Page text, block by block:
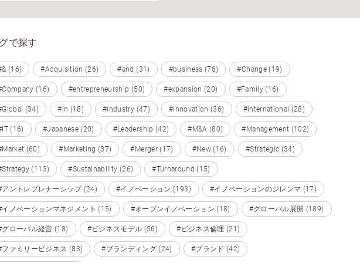
で探す
(16) #Acquisition (26) #and (31) #business (76) #Change (19)
(16) #entrepreneurship (50) #expansion (20) #Family (16)
(34) #in (18) #industry (47) #innovation (36) #international (28)
(16) #Japanese (20) #Leadership (42) #M&A (80) #Management (102)
(60) #Marketing (37) #Merger (17) #New (16) #Strategic (34)
(113) #Sustainability (26) #Turnaround (15)
アントレプレナーシップ (24) #イノベーション (193) #イノベーションのジレンマ (17)
イノベーションマネジメント (15) #オープンイノベーション (18) #グローバル展開 (189)
グローバル経営 (18) #ビジネスモデル (56) #ビジネス倫理 (21)
ファミリービジネス (83) #ブランディング (24) #ブランド (42)